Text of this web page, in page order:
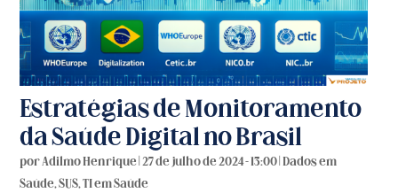
Estratégias de Monitoramento
da Saúde Digital no Brasil
porAdilmo Henrique|27 de julho de 2024 - 13:00|Dados em
Saúde,SUS,TI em Saúde